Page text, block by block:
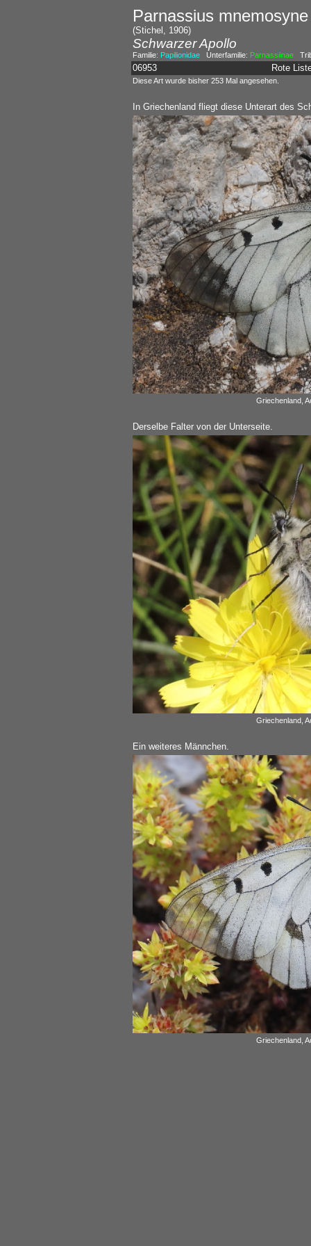
Parnassius
(Stichel, 1906)
Schwarzer Apollo
Familie: PapilionidaeUnterfamilie: Parnassiinae
06953 Rote
Diese Art wurde bisher 253 Mal angesehen.
In Griechenland fliegt diese Unterart des
Griechenland,
Derselbe Falter von der Unterseite.
Griechenland,
Ein weiteres Männchen.
Griechenland,